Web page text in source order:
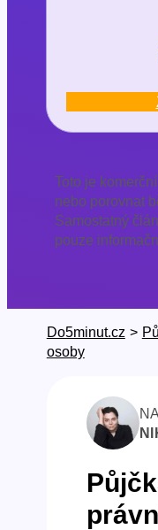
Toto je
nebo porovnat
Samostatný
pouze
Do5minut.cz >
osoby